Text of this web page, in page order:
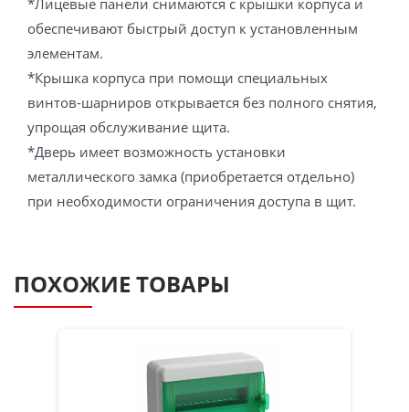
обеспечивают быстрый доступ к установленным
элементам.
*Крышка корпуса при помощи специальных
винтов-шарниров открывается без полного снятия,
упрощая обслуживание щита.
*Дверь имеет возможность установки
металлического замка (приобретается отдельно)
при необходимости ограничения доступа в щит.
ПОХОЖИЕ ТОВАРЫ